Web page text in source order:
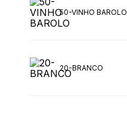
50-VINHO BAROLO
20-BRANCO